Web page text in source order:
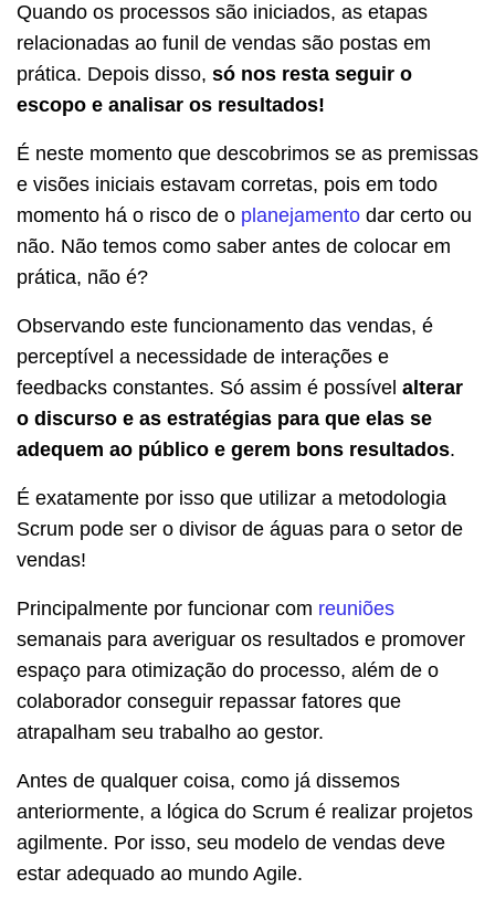
Quando os processos são iniciados, as etapas
relacionadas ao funil de vendas são postas em
prática. Depois disso, só nos resta seguir o
escopo e analisar os resultados!
É neste momento que descobrimos se as premissas
e visões iniciais estavam corretas, pois em todo
momento há o risco de o planejamento dar certo ou
não. Não temos como saber antes de colocar em
prática, não é?
Observando este funcionamento das vendas, é
perceptível a necessidade de interações e
feedbacks constantes. Só assim é possível alterar
o discurso e as estratégias para que elas se
adequem ao público e gerem bons resultados.
É exatamente por isso que utilizar a metodologia
Scrum pode ser o divisor de águas para o setor de
vendas!
Principalmente por funcionar com reuniões
semanais para averiguar os resultados e promover
espaço para otimização do processo, além de o
colaborador conseguir repassar fatores que
atrapalham seu trabalho ao gestor.
Antes de qualquer coisa, como já dissemos
anteriormente, a lógica do Scrum é realizar projetos
agilmente. Por isso, seu modelo de vendas deve
estar adequado ao mundo Agile.